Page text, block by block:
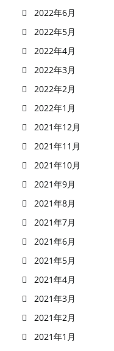
2022年6月
2022年5月
2022年4月
2022年3月
2022年2月
2022年1月
2021年12月
2021年11月
2021年10月
2021年9月
2021年8月
2021年7月
2021年6月
2021年5月
2021年4月
2021年3月
2021年2月
2021年1月